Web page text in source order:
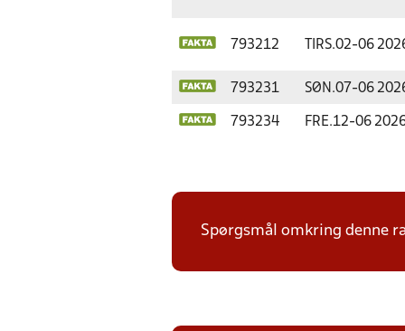
793212 TIRS.02-06
793231 SØN.07-06
793234 FRE.12-06
Spørgsmål omkring denne